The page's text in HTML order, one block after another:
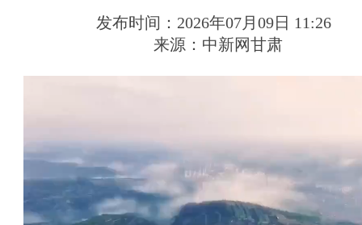
发布时间： 2026年07月09日 11:26
来源： 中新网甘肃